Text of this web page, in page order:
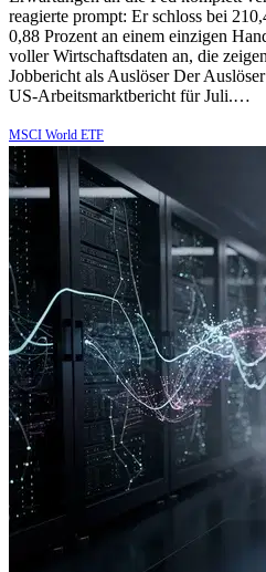
reagierte prompt: Er schloss bei
0,88 Prozent an einem einzigen
voller Wirtschaftsdaten an, die
Jobbericht als Auslöser Der
US-Arbeitsmarktbericht für Juli.…
MSCI World ETF